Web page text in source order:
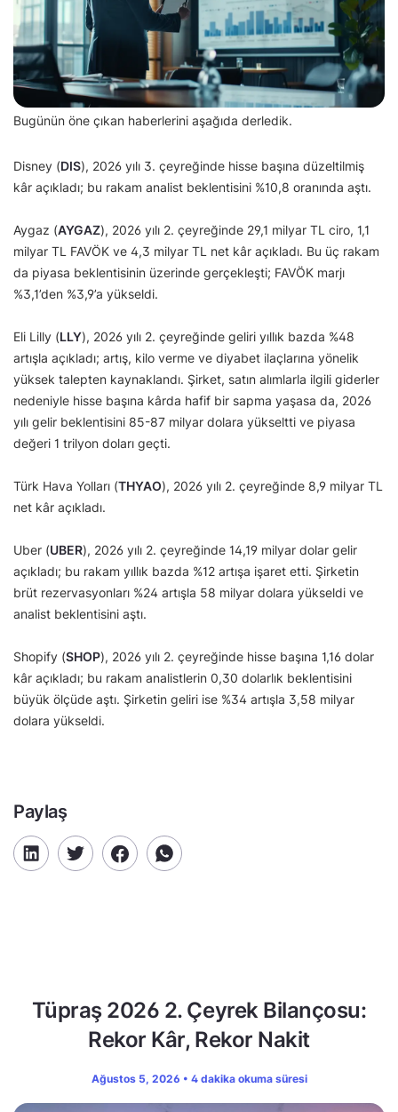
Bugünün öne çıkan haberlerini aşağıda derledik.
Disney (DIS), 2026 yılı 3. çeyreğinde hisse başına düzeltilmiş
kâr açıkladı; bu rakam analist beklentisini %10,8 oranında aştı.
Aygaz (AYGAZ), 2026 yılı 2. çeyreğinde 29,1 milyar TL ciro, 1,1
milyar TL FAVÖK ve 4,3 milyar TL net kâr açıkladı. Bu üç rakam
da piyasa beklentisinin üzerinde gerçekleşti; FAVÖK marjı
%3,1’den %3,9’a yükseldi.
Eli Lilly (LLY), 2026 yılı 2. çeyreğinde geliri yıllık bazda %48
artışla açıkladı; artış, kilo verme ve diyabet ilaçlarına yönelik
yüksek talepten kaynaklandı. Şirket, satın alımlarla ilgili giderler
nedeniyle hisse başına kârda hafif bir sapma yaşasa da, 2026
yılı gelir beklentisini 85-87 milyar dolara yükseltti ve piyasa
değeri 1 trilyon doları geçti.
Türk Hava Yolları (THYAO), 2026 yılı 2. çeyreğinde 8,9 milyar TL
net kâr açıkladı.
Uber (UBER), 2026 yılı 2. çeyreğinde 14,19 milyar dolar gelir
açıkladı; bu rakam yıllık bazda %12 artışa işaret etti. Şirketin
brüt rezervasyonları %24 artışla 58 milyar dolara yükseldi ve
analist beklentisini aştı.
Shopify (SHOP), 2026 yılı 2. çeyreğinde hisse başına 1,16 dolar
kâr açıkladı; bu rakam analistlerin 0,30 dolarlık beklentisini
büyük ölçüde aştı. Şirketin geliri ise %34 artışla 3,58 milyar
dolara yükseldi.
Paylaş
Tüpraş 2026 2. Çeyrek Bilançosu:
Rekor Kâr, Rekor Nakit
Ağustos 5, 2026 • 4 dakika okuma süresi